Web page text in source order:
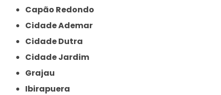
Capão Redondo
Cidade Ademar
Cidade Dutra
Cidade Jardim
Grajau
Ibirapuera